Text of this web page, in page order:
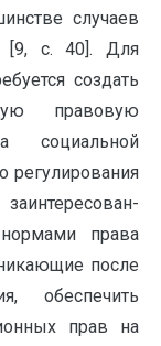
случаев
[9, с. 40]. Для
создать
правовую
социальной
регулирования
права
после
обеспечить
прав на